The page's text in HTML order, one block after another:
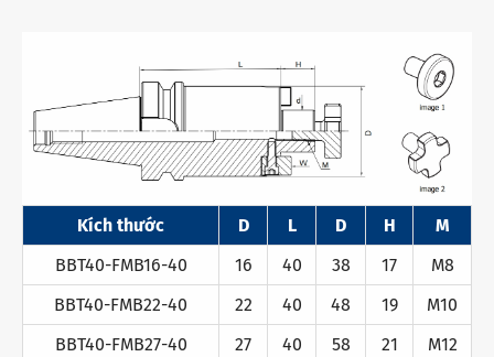
Kích thước D L D H
M
BBT40-FMB16-40
16 40 38 17
M8
BBT40-FMB22-40
22 40 48 19
M10
BBT40-FMB27-40
27 40 58 21
M12